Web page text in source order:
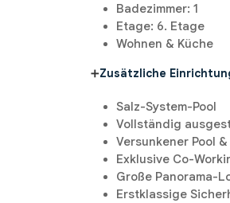
Badezimmer: 1
Etage: 6. Etage
Wohnen & Küche
➕Zusätzliche
Salz-System-Pool
Vollständig
Versunkener Pool
Exklusive Co-
Große Panorama-
Erstklassige